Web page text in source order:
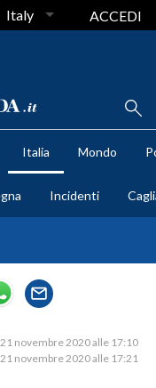
Italy ACCEDI
Italia Mondo
Incidenti
21 novembre 2020 alle 17:10
novembre 2020 alle 17:21